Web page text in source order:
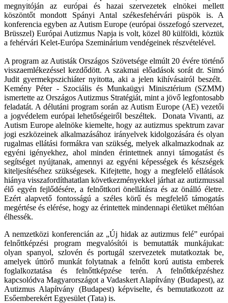
megnyitóján az európai és hazai szervezetek elnökei mellett
köszöntőt mondott Spányi Antal székesfehérvári püspök is. A
konferencia egyben az Autism Europe (európai összefogó szervezet,
Brüsszel) Európai Autizmus Napja is volt, közel 80 külföldi, köztük
a fehérvári Kelet-Európa Szeminárium vendégeinek részvételével.
A program az Autisták Országos Szövetsége elmúlt 20 évére történő
visszaemlékezéssel kezdődött. A szakmai előadások sorát dr. Simó
Judit gyermekpszichiáter nyitotta, aki a jelen kihívásairól beszélt.
Kemény Péter - Szociális és Munkaügyi Minisztérium (SZMM)
ismertette az Országos Autizmus Stratégiát, mint a jövő legfontosabb
feladatát. A délutáni program során az Autism Europe (AE) vezetői
a jogvédelem európai lehetőségeiről beszéltek. Donata Vivanti, az
Autism Europe alelnöke kiemelte, hogy az autizmus spektrum zavar
jogi eszközeinek alkalmazásához irányelvek kidolgozására és olyan
rugalmas ellátási formákra van szükség, melyek alkalmazkodnak az
egyéni igényekhez, ahol minden érintettnek annyi támogatást és
segítséget nyújtanak, amennyi az egyéni képességek és készségek
kiteljesítéséhez szükségesek. Kifejtette, hogy a megfelelő ellátások
hiánya visszafordíthatatlan következményekkel járhat az autizmussal
élő egyén fejlődésére, a felnőttkori önellátásra és az önálló életre.
Ezért alapvető fontosságú a széles körű és megfelelő támogatás
megértése és elérése, hogy az érintettek mindennapi életüket méltóan
élhessék.
A nemzetközi konferencián az „Új hidak az autizmus felé” európai
felnőttképzési program megvalósítói is bemutatták munkájukat:
olyan spanyol, szlovén és portugál szervezetek mutatkoztak be,
amelyek úttörő munkát folytatnak a felnőtt korú autista emberek
foglalkoztatása és felnőttképzése terén. A felnőttképzéshez
kapcsolódva Magyarországot a Vadaskert Alapítvány (Budapest), az
Autizmus Alapítvány (Budapest) képviselte, és bemutatkozott az
Esőemberekért Egyesület (Tata) is.